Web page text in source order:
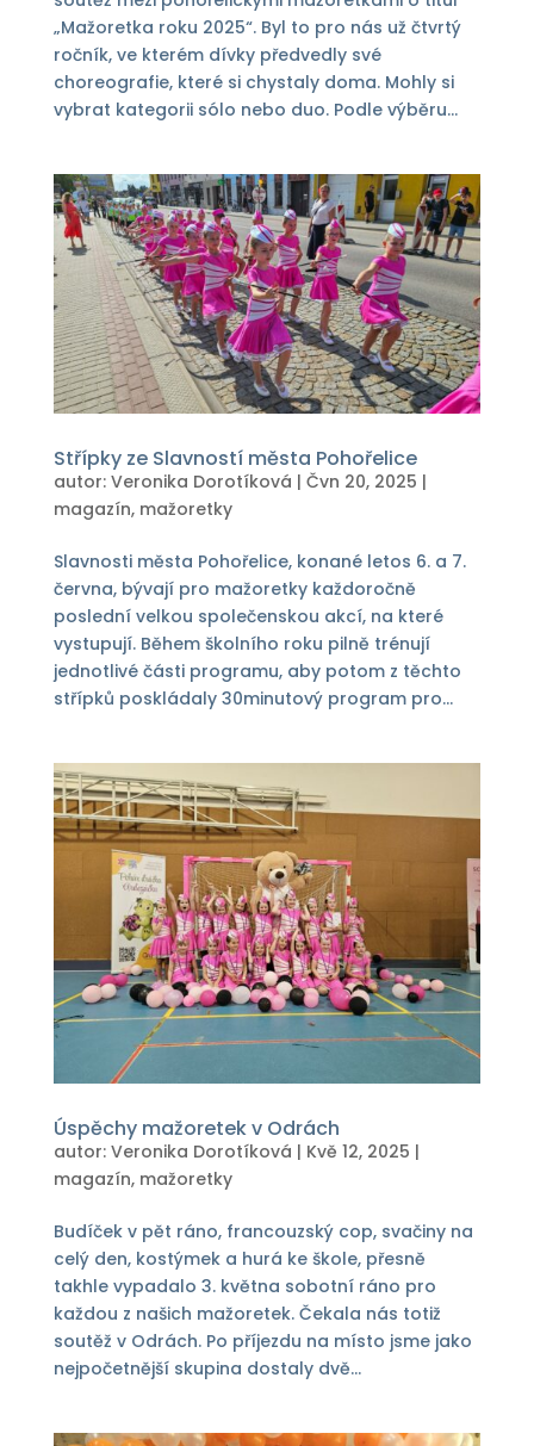
„Mažoretka roku 2025“. Byl to pro nás už čtvrtý
ročník, ve kterém dívky předvedly své
choreografie, které si chystaly doma. Mohly si
vybrat kategorii sólo nebo duo. Podle výběru...
Střípky ze Slavností města Pohořelice
autor: Veronika Dorotíková | Čvn 20, 2025 |
magazín, mažoretky
Slavnosti města Pohořelice, konané letos 6. a 7.
června, bývají pro mažoretky každoročně
poslední velkou společenskou akcí, na které
vystupují. Během školního roku pilně trénují
jednotlivé části programu, aby potom z těchto
střípků poskládaly 30minutový program pro...
Úspěchy mažoretek v Odrách
autor: Veronika Dorotíková | Kvě 12, 2025 |
magazín, mažoretky
Budíček v pět ráno, francouzský cop, svačiny na
celý den, kostýmek a hurá ke škole, přesně
takhle vypadalo 3. května sobotní ráno pro
každou z našich mažoretek. Čekala nás totiž
soutěž v Odrách. Po příjezdu na místo jsme jako
nejpočetnější skupina dostaly dvě...